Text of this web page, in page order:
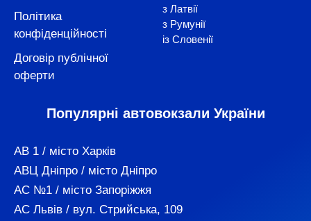
Політика
конфіденційності
Договір публічної
оферти
з Латвії
з Румунії
із Словенії
Популярні автовокзали України
АВ 1 / місто Харків
АВЦ Дніпро / місто Дніпро
АС №1 / місто Запоріжжя
АС Львів / вул. Стрийська, 109